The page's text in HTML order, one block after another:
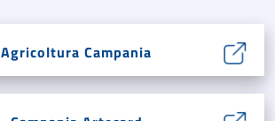
Agricoltura Campania